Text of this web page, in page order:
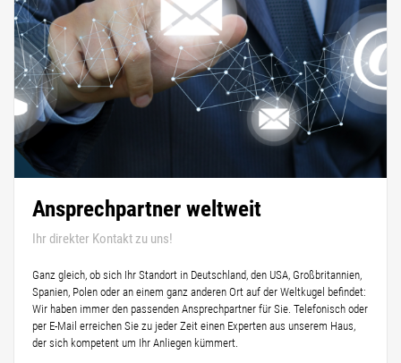
Ansprechpartner weltweit
Ihr direkter Kontakt zu uns!
Ganz gleich, ob sich Ihr Standort in Deutschland, den USA, Großbritannien,
Spanien, Polen oder an einem ganz anderen Ort auf der Weltkugel befindet:
Wir haben immer den passenden Ansprechpartner für Sie. Telefonisch oder
per E-Mail erreichen Sie zu jeder Zeit einen Experten aus unserem Haus,
der sich kompetent um Ihr Anliegen kümmert.